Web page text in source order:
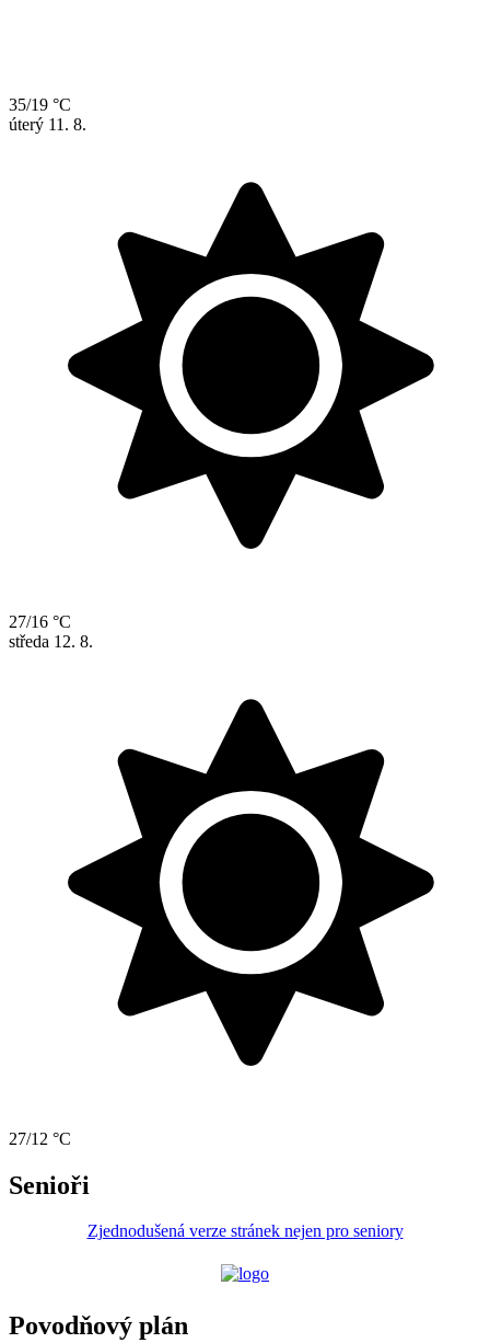
35/19 °C
úterý 11. 8.
27/16 °C
středa 12. 8.
27/12 °C
Senioři
Zjednodušená verze stránek nejen pro seniory
Povodňový plán